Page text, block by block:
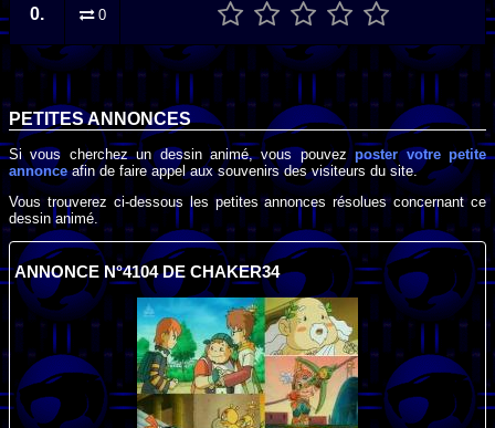
0. 0
PETITES ANNONCES
Si vous cherchez un dessin animé, vous pouvezposter votre petite
annonceafin de faire appel aux souvenirs des visiteurs du site.
Vous trouverez ci-dessous les petites annonces résolues concernant ce
dessin animé.
ANNONCE N°4104 DE CHAKER34